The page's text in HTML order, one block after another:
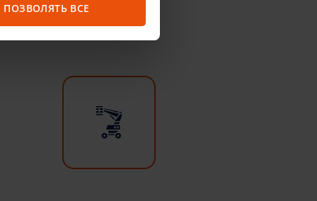
ПОЗВОЛЯТЬ ВСЕ